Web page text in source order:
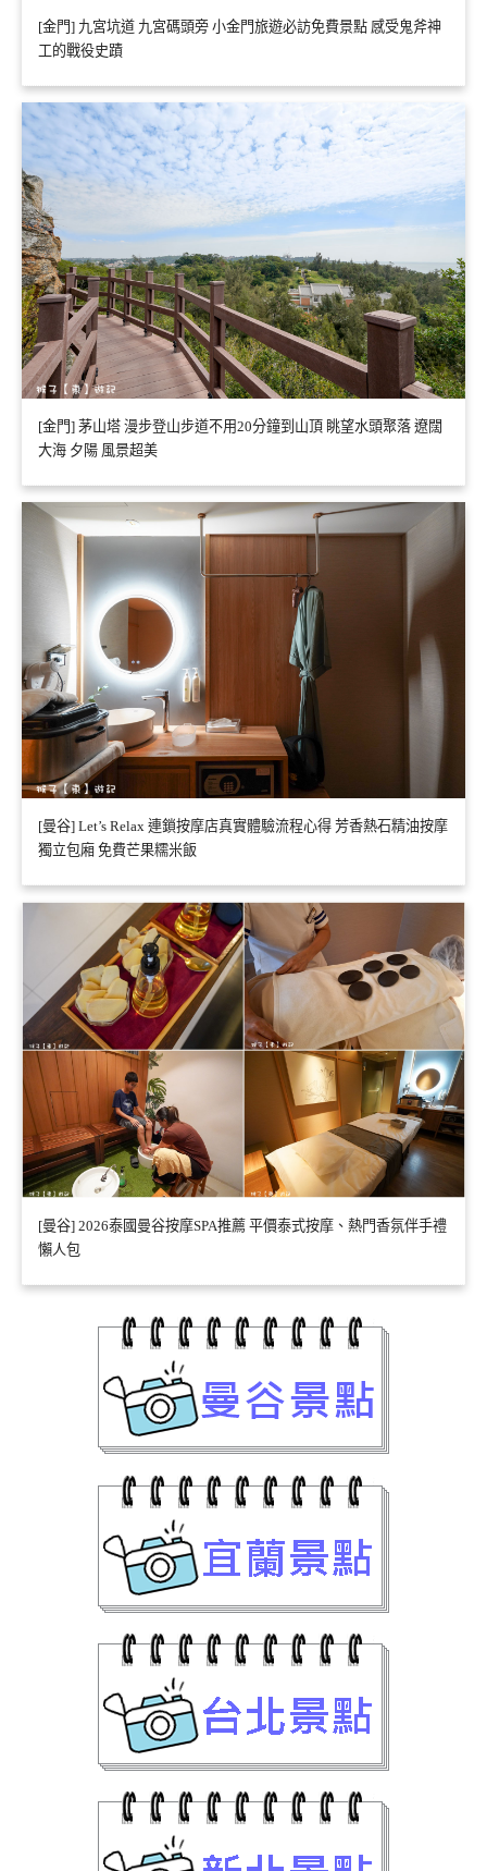
[金門] 九宮坑道 九宮碼頭旁 小金門旅遊必訪免費景點 感受鬼斧神
工的戰役史蹟
[金門] 茅山塔 漫步登山步道不用20分鐘到山頂 眺望水頭聚落 遼闊
大海 夕陽 風景超美
[曼谷] Let’s Relax 連鎖按摩店真實體驗流程心得 芳香熱石精油按摩
獨立包廂 免費芒果糯米飯
[曼谷] 2026泰國曼谷按摩SPA推薦 平價泰式按摩、熱門香氛伴手禮
懶人包